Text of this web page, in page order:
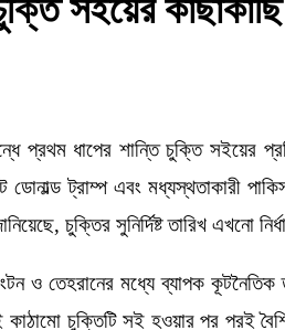
সইয়ের
প্রথম ধাপের শান্তি চুক্তি সইয়ের
ডোনাল্ড ট্রাম্প এবং
চুক্তির সুনির্দিষ্ট তারিখ এখনো
ও তেহরানের মধ্যে ব্যাপক কূটনৈতিক
চুক্তিটি সই হওয়ার পর পরই